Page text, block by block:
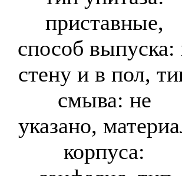
приставные,
способ выпуска:
стену и в пол,
смыва: не
указано,
корпуса: